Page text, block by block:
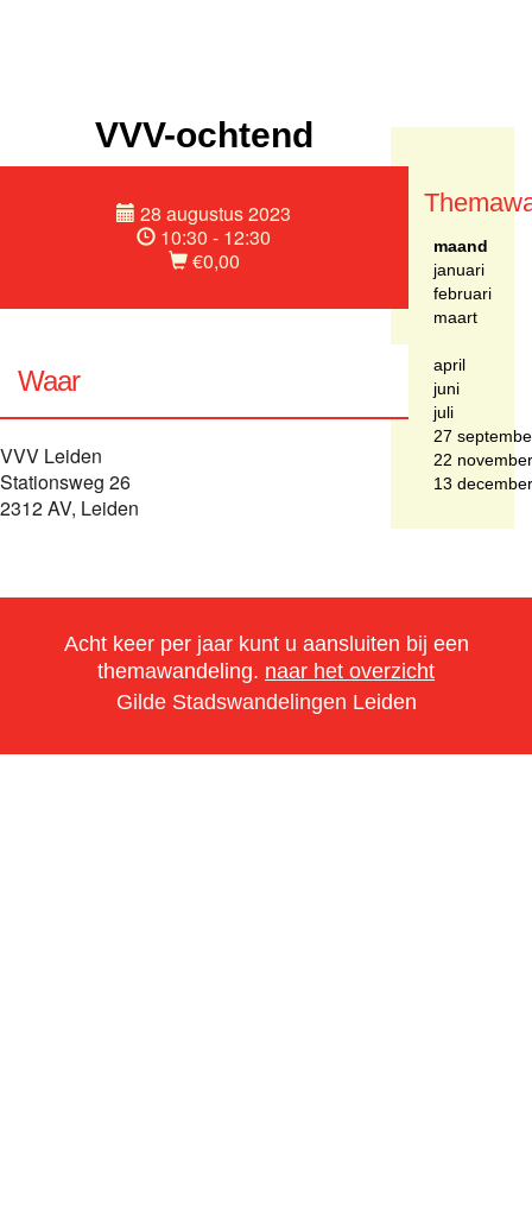
VVV-ochtend
28 augustus 2023
10:30 - 12:30
€0,00
Waar
VVV Leiden
Stationsweg 26
2312 AV, Leiden
maand
januari
februari
maart
april
juni
juli
27
22 november
13 december
Acht keer per jaar kunt u aansluiten bij een
themawandeling. naar het overzicht
Gilde Stadswandelingen Leiden